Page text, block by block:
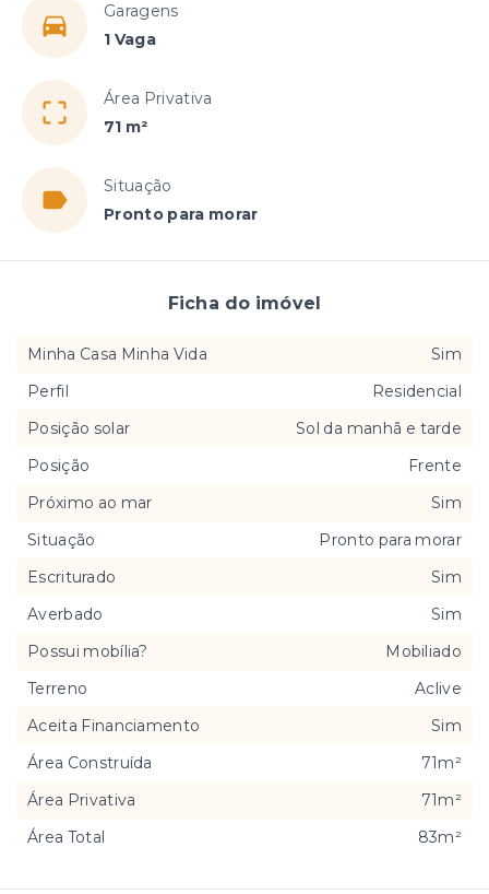
Garagens
1 Vaga
Área Privativa
71 m²
Situação
Pronto para morar
Ficha do imóvel
Minha Casa Minha Vida
Sim
Perfil
Residencial
Posição solar
Sol da manhã e tarde
Posição
Frente
Próximo ao mar
Sim
Situação
Pronto para morar
Escriturado
Sim
Averbado
Sim
Possui mobília?
Mobiliado
Terreno
Aclive
Aceita Financiamento
Sim
Área Construída
71m²
Área Privativa
71m²
Área Total
83m²